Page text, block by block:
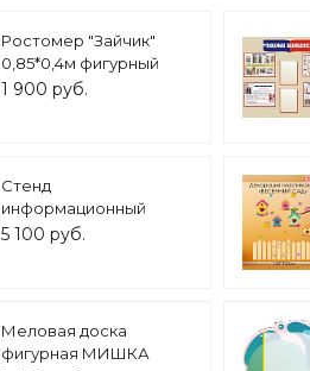
Ростомер "Зайчик"
0,85*0,4м фигурный
арт. Р108
1 900 руб.
Стенд
информационный
"Антитерроризм" 1,2*1м
5 100 руб.
Меловая доска
фигурная МИШКА